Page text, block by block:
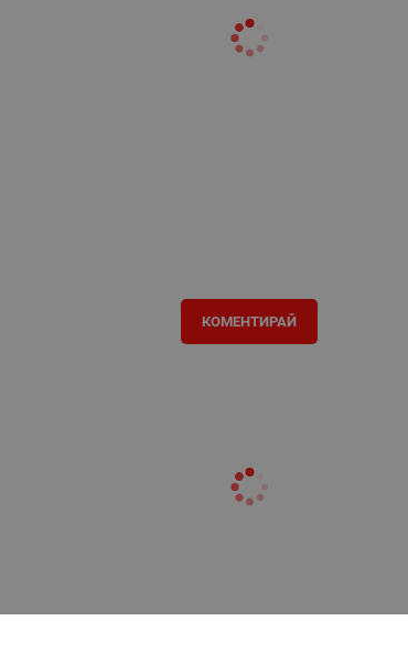
КОМЕНТИРАЙ